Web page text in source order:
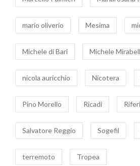
mario oliverio Mesima
Michele di Bari Michele
nicola auricchio Nicotera
Pino Morello Ricadi
Salvatore Reggio Sogefil
terremoto Tropea